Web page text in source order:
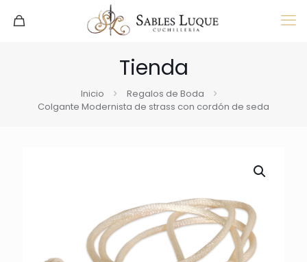
Tienda
Inicio
Regalos de Boda
Colgante Modernista de strass con cordón de seda